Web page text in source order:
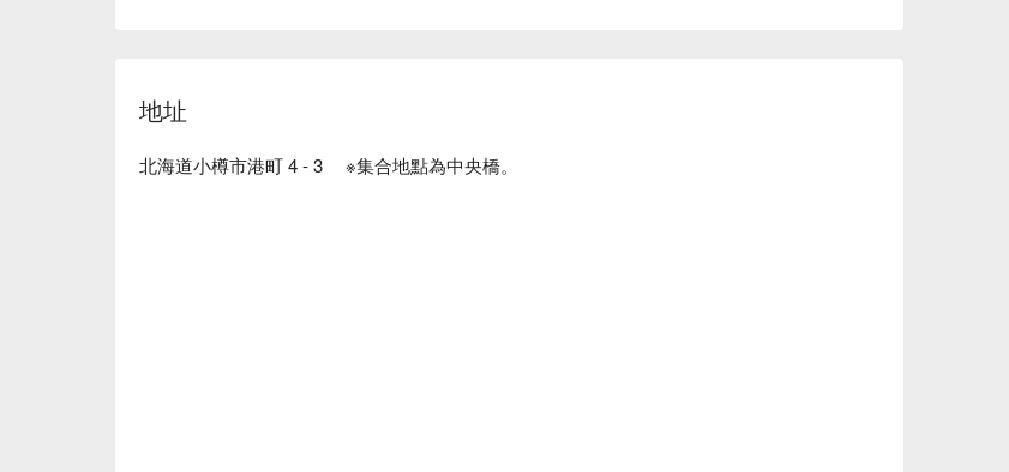
遺跡的懷舊街道、山水環繞的城市風景、甚至只有當地人才知道的秘境一次走透透，讓您更了
地址
北海道小樽市港町 4 - 3 ※集合地點為中央橋。